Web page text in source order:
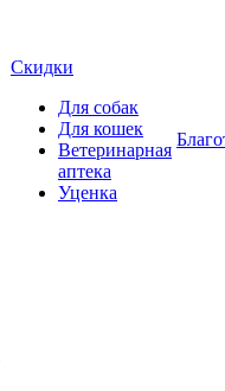
Скидки
Для собак
Для кошек
Ветеринарная
аптека
Уценка